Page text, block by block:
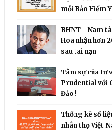
mỗi Bảo Hiểm
BHNT - Nam
Hoa nhận hơn
sau tai nạn
Tâm sự của tư
Prudential với
Đảo !
Thống kê số
nhân thọ Việt